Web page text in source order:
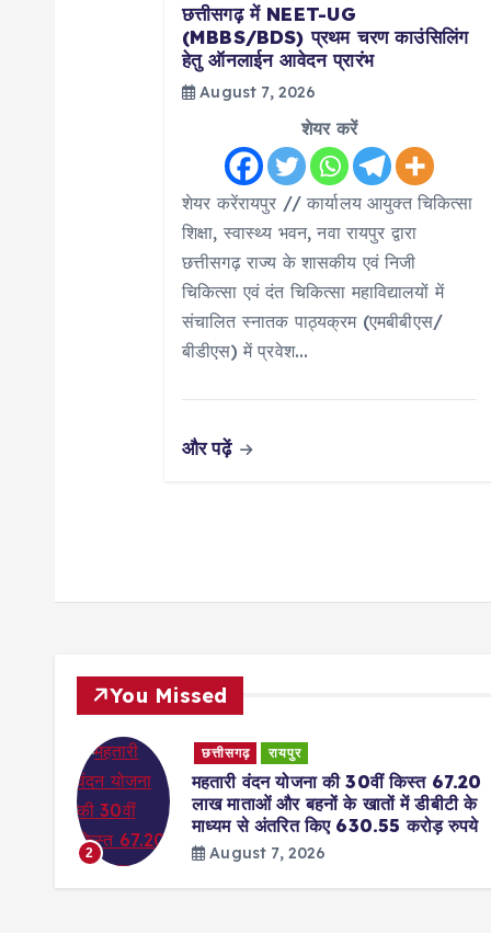
छत्तीसगढ़ में NEET-UG
(MBBS/BDS) प्रथम चरण काउंसिलिंग
हेतु ऑनलाईन आवेदन प्रारंभ
August 7, 2026
शेयर करें
शेयर करेंरायपुर // कार्यालय आयुक्त चिकित्सा
शिक्षा, स्वास्थ्य भवन, नवा रायपुर द्वारा
छत्तीसगढ़ राज्य के शासकीय एवं निजी
चिकित्सा एवं दंत चिकित्सा महाविद्यालयों में
संचालित स्नातक पाठ्यक्रम (एमबीबीएस/
बीडीएस) में प्रवेश…
और पढ़ें
You Missed
3
छत्तीसगढ़ रायपुर
कोसा की चमक अब वैश्विक बाजार तक :
मुख्यमंत्री ने लॉन्च किया छत्तीसगढ़ का प्रीमियम
हैंडलूम ब्रांड ‘कोशल फैब’
August 7, 2026